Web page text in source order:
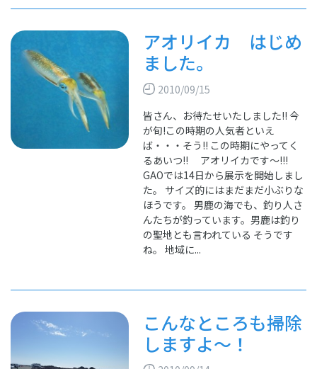
アオリイカ はじめ
ました。
2010/09/15
皆さん、お待たせいたしました!! 今
が旬!この時期の人気者といえ
ば・・・そう!! この時期にやってく
るあいつ!! アオリイカです～!!!
GAOでは14日から展示を開始しまし
た。 サイズ的にはまだまだ小ぶりな
ほうです。 男鹿の海でも、釣り人さ
んたちが釣っています。男鹿は釣り
の聖地とも言われている そうです
ね。 地域に...
こんなところも掃除
しますよ～！